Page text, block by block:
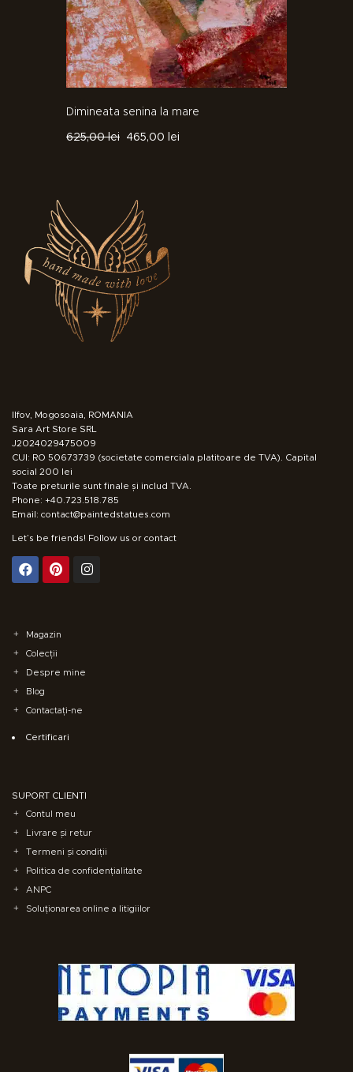
Dimineata senina la mare
625,00 lei 465,00 lei
Ilfov, Mogosoaia, ROMANIA
Sara Art Store SRL
J2024029475009
CUI: RO 50673739 (societate comerciala platitoare de TVA). Capital
social 200 lei
Toate preturile sunt finale și includ TVA.
Phone: +40.723.518.785
Email: contact@paintedstatues.com
Let’s be friends! Follow us or contact
Magazin
Colecții
Despre mine
Blog
Contactați-ne
Certificari
SUPORT CLIENȚI
Contul meu
Livrare și retur
Termeni și condiții
Politica de confidențialitate
ANPC
Soluționarea online a litigiilor